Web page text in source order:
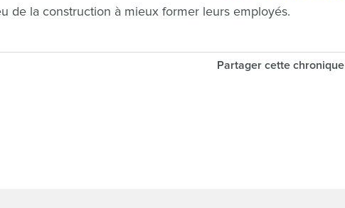
de la construction à mieux former leurs employés.
Partager cette chronique